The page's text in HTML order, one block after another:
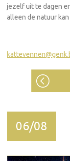
jezelf uit te dagen
alleen de natuur
06/08